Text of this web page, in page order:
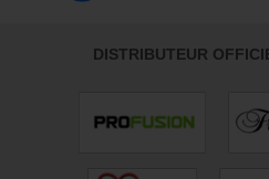
DISTRIBUTEUR